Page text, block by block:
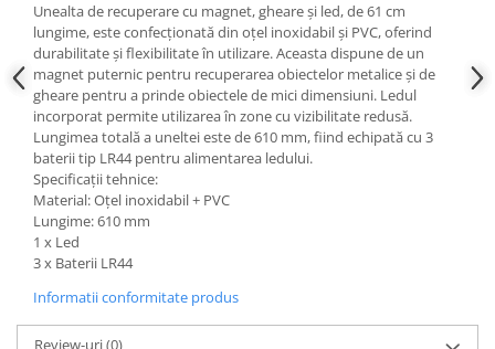
Scule fixare distributie
Alfa romeo
Audi
Bmw
Chevrolet
Chrysler
Citroen
Dacia
Fiat
Jaguar
Jeep
Unealta de recuperare cu magnet, gheare și led, de 61 cm
lungime, este confecționată din oțel inoxidabil și PVC, oferind
durabilitate și flexibilitate în utilizare. Aceasta dispune de un
magnet puternic pentru recuperarea obiectelor metalice și de
gheare pentru a prinde obiectele de mici dimensiuni. Ledul
incorporat permite utilizarea în zone cu vizibilitate redusă.
Lungimea totală a uneltei este de 610 mm, fiind echipată cu 3
baterii tip LR44 pentru alimentarea ledului.
Specificații tehnice:
Material: Oțel inoxidabil + PVC
Lungime: 610 mm
1 x Led
3 x Baterii LR44
Informatii conformitate produs
Review-uri(0)